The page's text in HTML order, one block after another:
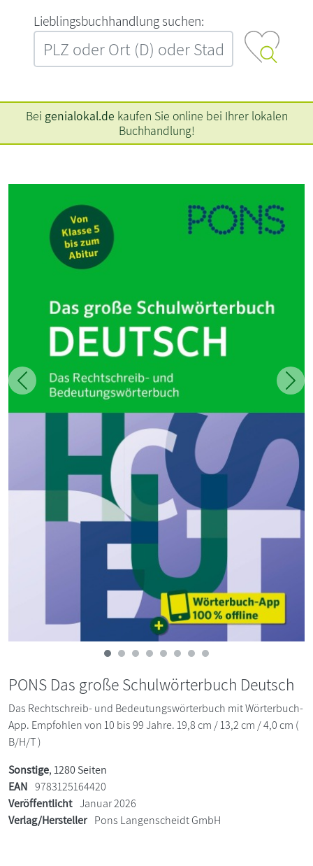
L‍i‍e‍b‍l‍i‍n‍g‍s‍b‍u‍c‍h‍h‍a‍n‍d‍l‍u‍n‍g‍ ‍s‍u‍c‍h‍e‍n‍:‍
Bei genialokal.de kaufen Sie online bei Ihrer lokalen
Buchhandlung!
Zurück
PONS Das große Schulwörterbuch Deutsch
Das Rechtschreib- und Bedeutungswörterbuch mit Wörterbuch-
App. Empfohlen von 10 bis 99 Jahre. 19,8 cm / 13,2 cm / 4,0 cm (
B/H/T )
Sonstige, 1280 Seiten
EAN 9783125164420
Veröffentlicht Januar 2026
Verlag/Hersteller Pons Langenscheidt GmbH